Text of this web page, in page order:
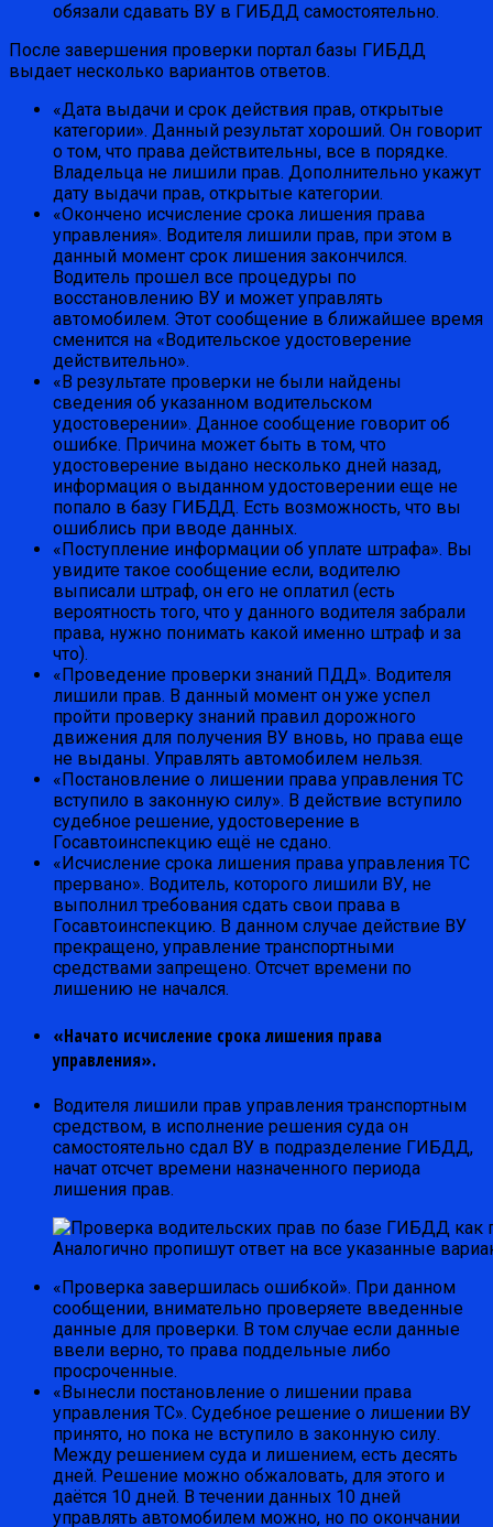
обязали сдавать ВУ в ГИБДД самостоятельно.
После завершения проверки портал базы ГИБДД
выдает несколько вариантов ответов.
«Дата выдачи и срок действия прав, открытые
категории». Данный результат хороший. Он говорит
о том, что права действительны, все в порядке.
Владельца не лишили прав. Дополнительно укажут
дату выдачи прав, открытые категории.
«Окончено исчисление срока лишения права
управления». Водителя лишили прав, при этом в
данный момент срок лишения закончился.
Водитель прошел все процедуры по
восстановлению ВУ и может управлять
автомобилем. Этот сообщение в ближайшее время
сменится на «Водительское удостоверение
действительно».
«В результате проверки не были найдены
сведения об указанном водительском
удостоверении». Данное сообщение говорит об
ошибке. Причина может быть в том, что
удостоверение выдано несколько дней назад,
информация о выданном удостоверении еще не
попало в базу ГИБДД. Есть возможность, что вы
ошиблись при вводе данных.
«Поступление информации об уплате штрафа». Вы
увидите такое сообщение если, водителю
выписали штраф, он его не оплатил (есть
вероятность того, что у данного водителя забрали
права, нужно понимать какой именно штраф и за
что).
«Проведение проверки знаний ПДД». Водителя
лишили прав. В данный момент он уже успел
пройти проверку знаний правил дорожного
движения для получения ВУ вновь, но права еще
не выданы. Управлять автомобилем нельзя.
«Постановление о лишении права управления ТС
вступило в законную силу». В действие вступило
судебное решение, удостоверение в
Госавтоинспекцию ещё не сдано.
«Исчисление срока лишения права управления ТС
прервано». Водитель, которого лишили ВУ, не
выполнил требования сдать свои права в
Госавтоинспекцию. В данном случае действие ВУ
прекращено, управление транспортными
средствами запрещено. Отсчет времени по
лишению не начался.
«Начато исчисление срока лишения права
управления».
Водителя лишили прав управления транспортным
средством, в исполнение решения суда он
самостоятельно сдал ВУ в подразделение ГИБДД,
начат отсчет времени назначенного периода
лишения прав.
Аналогично пропишут ответ на все указанные
«Проверка завершилась ошибкой». При данном
сообщении, внимательно проверяете введенные
данные для проверки. В том случае если данные
ввели верно, то права поддельные либо
просроченные.
«Вынесли постановление о лишении права
управления ТС». Судебное решение о лишении ВУ
принято, но пока не вступило в законную силу.
Между решением суда и лишением, есть десять
дней. Решение можно обжаловать, для этого и
даётся 10 дней. В течении данных 10 дней
управлять автомобилем можно, но по окончании